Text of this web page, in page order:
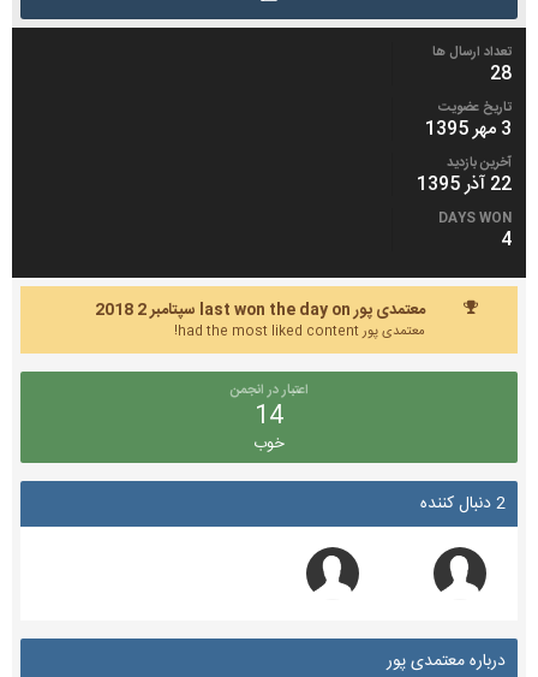
تعداد ارسال ها
28
تاریخ عضویت
3 مهر 1395
آخرین بازدید
22 آذر 1395
DAYS WON
4
معتمدی پور last won the day on سپتامبر 2 2018
معتمدی پور had the most liked content!
اعتبار در انجمن
14
خوب
2 دنبال کننده
درباره معتمدی پور